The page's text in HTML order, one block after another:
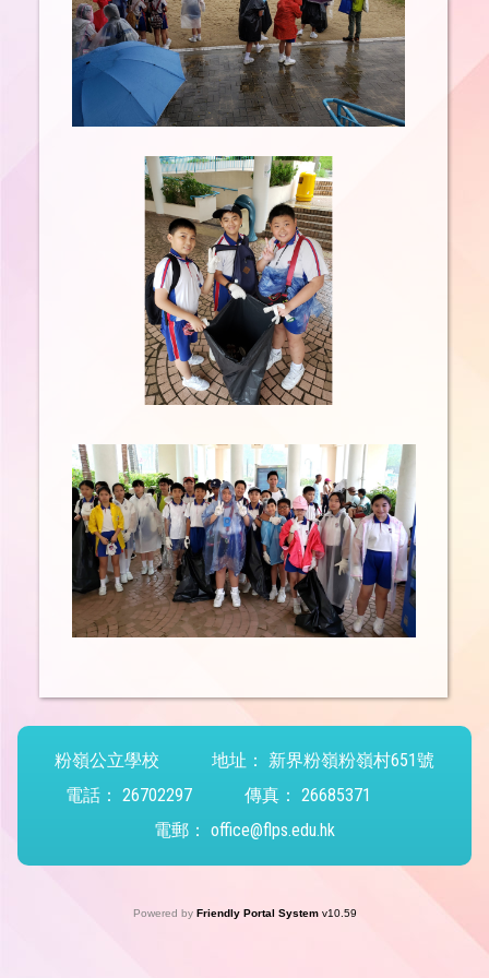
粉嶺公立學校 地址：
新界粉嶺粉嶺村651號
電話： 26702297 傳真： 26685371
電郵： office@flps.edu.hk
Powered by Friendly Portal System v10.59